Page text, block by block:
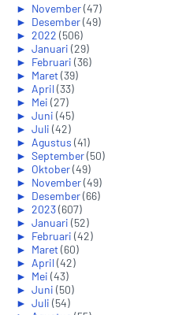
► November(47)
► Desember(49)
► 2022 (506)
► Januari (29)
► Februari (36)
► Maret(39)
► April(33)
► Mei (27)
► Juni (45)
► Juli (42)
► Agustus (41)
► September(50)
► Oktober(49)
► November(49)
► Desember(66)
► 2023(607)
► Januari (52)
► Februari (42)
► Maret(60)
► April(42)
► Mei (43)
► Juni (50)
► Juli (54)